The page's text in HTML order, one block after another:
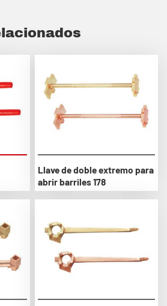
Llave de doble extremo para
abrir barriles 178